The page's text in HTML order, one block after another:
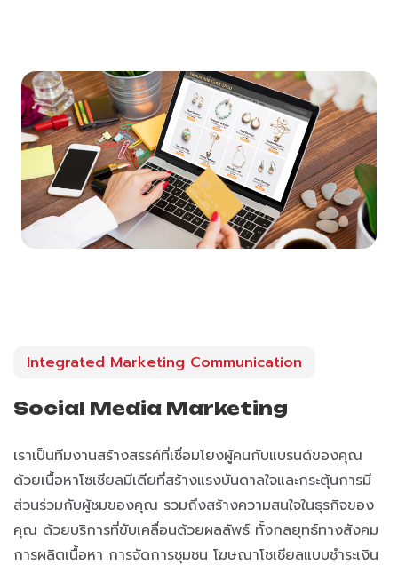
Integrated Marketing Communication
Social Media Marketing
เราเป็นทีมงานสร้างสรรค์ที่เชื่อมโยงผู้คนกับแบรนด์ของคุณ
ด้วยเนื้อหาโซเชียลมีเดียที่สร้างแรงบันดาลใจและกระตุ้นการมี
ส่วนร่วมกับผู้ชมของคุณ รวมถึงสร้างความสนใจในธุรกิจของ
คุณ ด้วยบริการที่ขับเคลื่อนด้วยผลลัพธ์ ทั้งกลยุทธ์ทางสังคม
การผลิตเนื้อหา การจัดการชุมชน โฆษณาโซเชียลแบบชำระเงิน